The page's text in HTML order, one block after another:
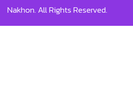
Nakhon. All Rights Reserved.